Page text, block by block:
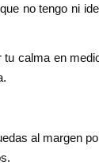
no tengo ni
calma en
al margen